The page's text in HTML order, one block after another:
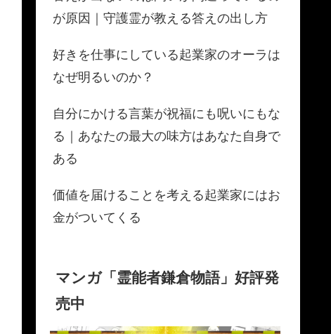
が原因｜守護霊が教える答えの出し方
​好きを仕事にしている起業家のオーラは
なぜ明るいのか？
​自分にかける言葉が祝福にも呪いにもな
る｜あなたの最大の味方はあなた自身で
ある
​​価値を届けることを考える起業家にはお
金がついてくる
マンガ「霊能者鎌倉物語」好評発
売中